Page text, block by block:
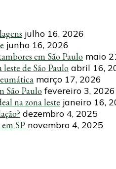
julho 16, 2026
junho 16, 2026
em São Paulo maio
de São Paulo abril 16,
março 17, 2026
São Paulo fevereiro 3, 2026
na zona leste janeiro 16,
dezembro 4, 2025
SP novembro 4, 2025